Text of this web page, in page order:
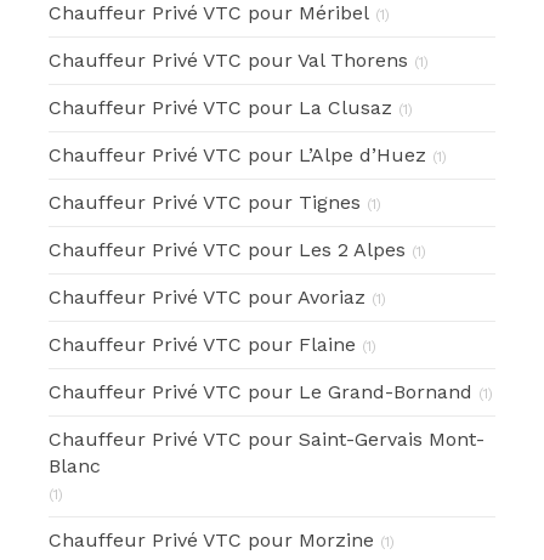
Chauffeur Privé VTC pour Méribel (1)
Chauffeur Privé VTC pour Val Thorens (1)
Chauffeur Privé VTC pour La Clusaz (1)
Chauffeur Privé VTC pour L’Alpe d’Huez (1)
Chauffeur Privé VTC pour Tignes (1)
Chauffeur Privé VTC pour Les 2 Alpes (1)
Chauffeur Privé VTC pour Avoriaz (1)
Chauffeur Privé VTC pour Flaine (1)
Chauffeur Privé VTC pour Le Grand-Bornand (1)
Chauffeur Privé VTC pour Saint-Gervais Mont-
Blanc
(1)
Chauffeur Privé VTC pour Morzine (1)